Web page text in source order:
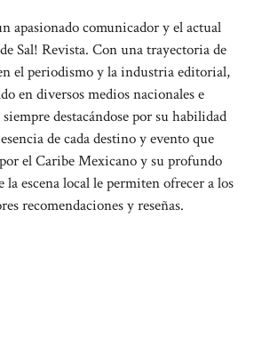
apasionado comunicador y el actual
Sal! Revista. Con una trayectoria de
el periodismo y la industria editorial,
en diversos medios nacionales e
destacándose por su habilidad
de cada destino y evento que
el Caribe Mexicano y su profundo
escena local le permiten ofrecer a los
recomendaciones y reseñas.